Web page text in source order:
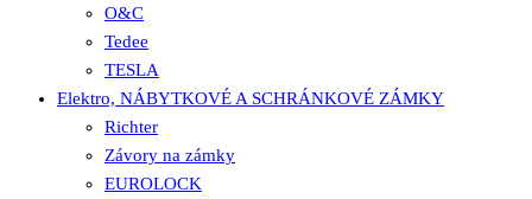
O&C
Tedee
TESLA
Elektro, NÁBYTKOVÉ A SCHRÁNKOVÉ ZÁMKY
Richter
Závory na zámky
EUROLOCK